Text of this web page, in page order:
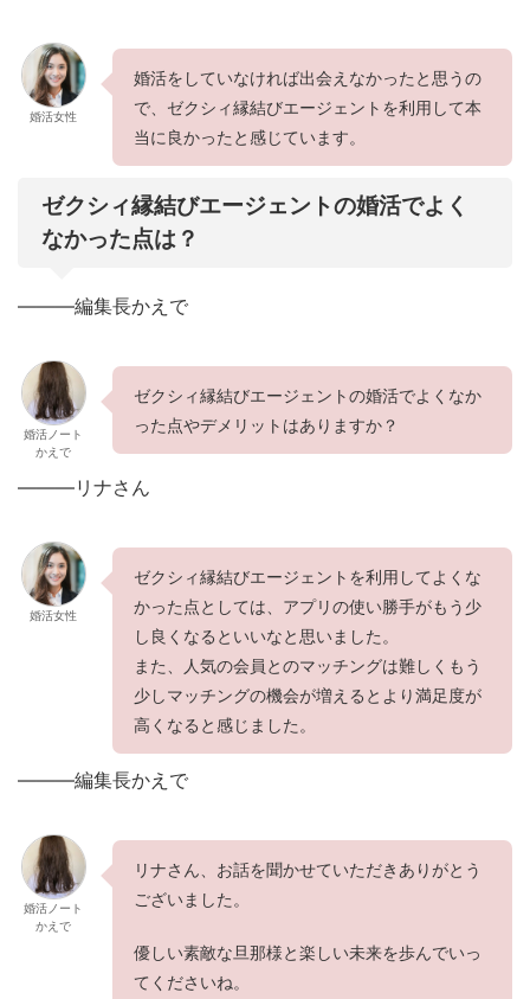
婚活女性
婚活をしていなければ出会えなかったと思うの
で、ゼクシィ縁結びエージェントを利用して本
当に良かったと感じています。
ゼクシィ縁結びエージェントの婚活でよく
なかった点は？
———編集長かえで
婚活ノート
かえで
ゼクシィ縁結びエージェントの婚活でよくなか
った点やデメリットはありますか？
———リナさん
婚活女性
ゼクシィ縁結びエージェントを利用してよくな
かった点としては、アプリの使い勝手がもう少
し良くなるといいなと思いました。
また、人気の会員とのマッチングは難しくもう
少しマッチングの機会が増えるとより満足度が
高くなると感じました。
———編集長かえで
婚活ノート
かえで
リナさん、お話を聞かせていただきありがとう
ございました。
優しい素敵な旦那様と楽しい未来を歩んでいっ
てくださいね。